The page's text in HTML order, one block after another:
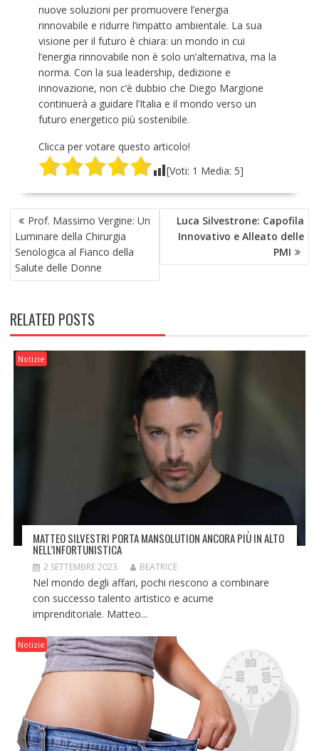
nuove soluzioni per promuovere l’energia
rinnovabile e ridurre l’impatto ambientale. La sua
visione per il futuro è chiara: un mondo in cui
l’energia rinnovabile non è solo un’alternativa, ma la
norma. Con la sua leadership, dedizione e
innovazione, non c’è dubbio che Diego Margione
continuerà a guidare l’Italia e il mondo verso un
futuro energetico più sostenibile.
Clicca per votare questo articolo!
[Voti: 1 Media: 5]
NAVIGAZIONE
ARTICOLI
Prof. Massimo Vergine: Un
Luminare della Chirurgia
Senologica al Fianco della
Salute delle Donne
Luca Silvestrone: Capofila
Innovativo e Alleato delle
PMI
RELATED POSTS
Notizie
MATTEO SILVESTRI PORTA MANSOLUTION ANCORA PIÙ IN ALTO
NELL’INFORTUNISTICA
2 SETTEMBRE 2023 BEATRICE
Nel mondo degli affari, pochi riescono a combinare
con successo talento artistico e acume
imprenditoriale. Matteo...
Notizie